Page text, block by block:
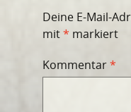
Deine E-Mail-
mit* markiert
Kommentar*